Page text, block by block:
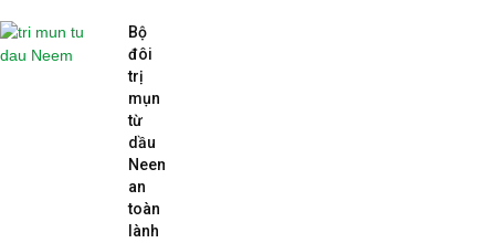
Bộ
đôi
trị
mụn
từ
dầu
Neem
an
toàn
lành